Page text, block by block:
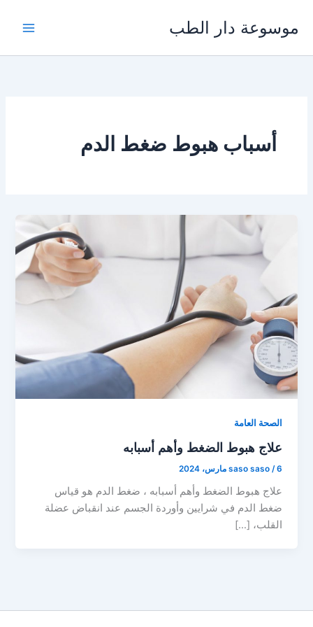
المحتوى
موسوعة دار الطب
أسباب هبوط ضغط الدم
الصحة العامة
علاج هبوط الضغط وأهم أسبابه
saso saso /6 مارس، 2024
علاج هبوط الضغط وأهم أسبابه ، ضغط الدم هو قياس
ضغط الدم في شرايين وأوردة الجسم عند انقباض عضلة
القلب، […]